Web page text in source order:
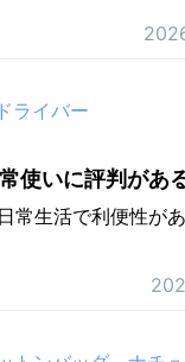
ライバー
使いに評判があ
常生活で利便性が